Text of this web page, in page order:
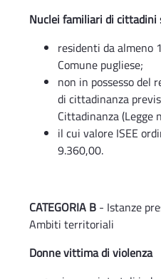
Nuclei familiari di cittadini
residenti da almeno
Comune pugliese;
non in possesso del
di cittadinanza
Cittadinanza (Legge
il cui valore ISEE
9.360,00.
CATEGORIA B - Istanze
Ambiti territoriali
Donne vittima di violenza